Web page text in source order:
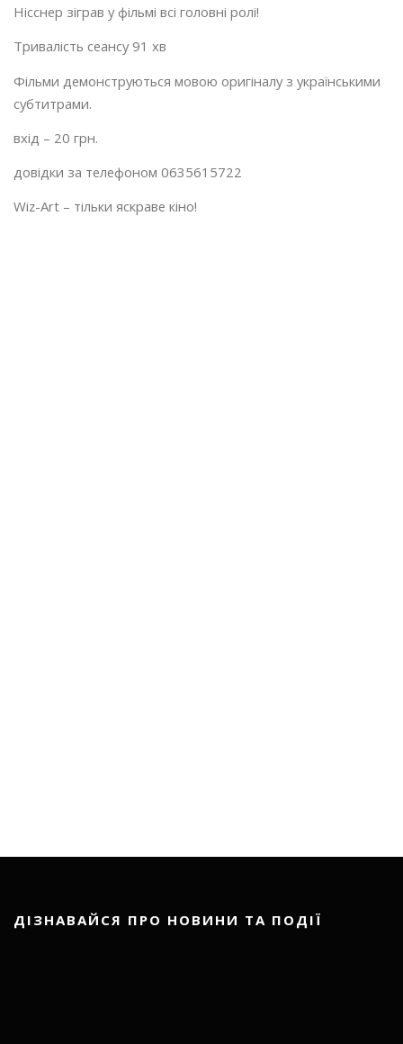
Нісснер зіграв у фільмі всі головні ролі!
Тривалість сеансу 91 хв
Фільми демонструються мовою оригіналу з українськими
субтитрами.
вхід – 20 грн.
довідки за телефоном 0635615722
Wiz-Art – тільки яскраве кіно!
ДІЗНАВАЙСЯ ПРО НОВИНИ ТА ПОДІЇ